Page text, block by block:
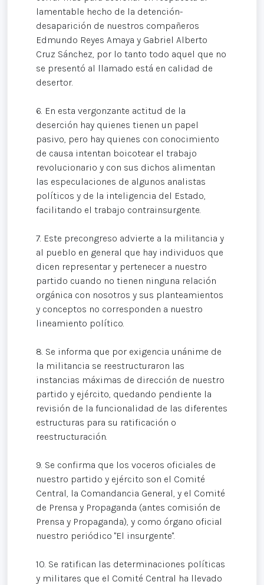
lamentable hecho de la detención-
desaparición de nuestros compañeros
Edmundo Reyes Amaya y Gabriel Alberto
Cruz Sánchez, por lo tanto todo aquel que no
se presentó al llamado está en calidad de
desertor.
6. En esta vergonzante actitud de la
deserción hay quienes tienen un papel
pasivo, pero hay quienes con conocimiento
de causa intentan boicotear el trabajo
revolucionario y con sus dichos alimentan
las especulaciones de algunos analistas
políticos y de la inteligencia del Estado,
facilitando el trabajo contrainsurgente.
7. Este precongreso advierte a la militancia y
al pueblo en general que hay individuos que
dicen representar y pertenecer a nuestro
partido cuando no tienen ninguna relación
orgánica con nosotros y sus planteamientos
y conceptos no corresponden a nuestro
lineamiento político.
8. Se informa que por exigencia unánime de
la militancia se reestructuraron las
instancias máximas de dirección de nuestro
partido y ejército, quedando pendiente la
revisión de la funcionalidad de las diferentes
estructuras para su ratificación o
reestructuración.
9. Se confirma que los voceros oficiales de
nuestro partido y ejército son el Comité
Central, la Comandancia General, y el Comité
de Prensa y Propaganda (antes comisión de
Prensa y Propaganda), y como órgano oficial
nuestro periódico "El insurgente".
10. Se ratifican las determinaciones políticas
y militares que el Comité Central ha llevado